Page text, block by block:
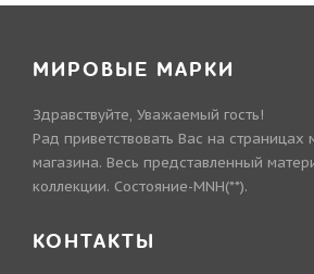
МИРОВЫЕ МАРКИ
Здравствуйте, Уважаемый гость!
Рад приветствовать Вас на страницах
магазина. Весь представленный
коллекции. Состояние-MNH(**).
КОНТАКТЫ